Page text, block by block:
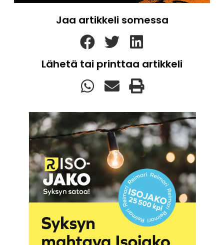
Jaa artikkeli somessa
Lähetä tai printtaa artikkeli